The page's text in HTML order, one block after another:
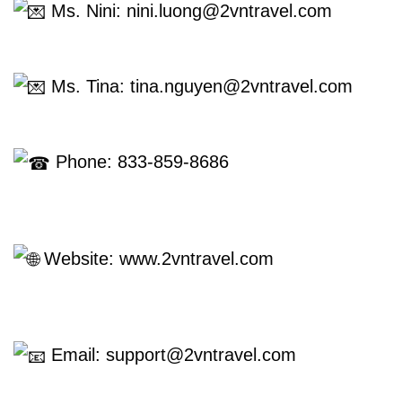
Ms. Nini: nini.luong@2vntravel.com
Ms. Tina: tina.nguyen@2vntravel.com
Phone: 833-859-8686
Website: www.2vntravel.com
Email: support@2vntravel.com